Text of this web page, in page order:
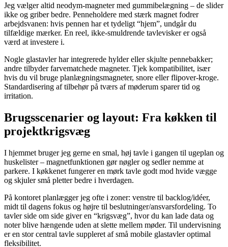
Jeg vælger altid neodym‑magneter med gummibelægning – de slider
ikke og griber bedre. Penneholdere med stærk magnet fodrer
arbejdsvanen: hvis pennen har et tydeligt “hjem”, undgår du
tilfældige mærker. En reel, ikke‑smuldrende tavlevisker er også
værd at investere i.
Nogle glastavler har integrerede hylder eller skjulte pennebakker;
andre tilbyder farvematchede magneter. Tjek kompatibilitet, især
hvis du vil bruge planlægningsmagneter, snore eller flipover‑kroge.
Standardisering af tilbehør på tværs af møderum sparer tid og
irritation.
Brugsscenarier og layout: Fra køkken til
projektkrigsvæg
I hjemmet bruger jeg gerne en smal, høj tavle i gangen til ugeplan og
huskelister – magnetfunktionen gør nøgler og sedler nemme at
parkere. I køkkenet fungerer en mørk tavle godt mod hvide vægge
og skjuler små pletter bedre i hverdagen.
På kontoret planlægger jeg ofte i zoner: venstre til backlog/idéer,
midt til dagens fokus og højre til beslutninger/ansvarsfordeling. To
tavler side om side giver en “krigsvæg”, hvor du kan lade data og
noter blive hængende uden at slette mellem møder. Til undervisning
er en stor central tavle suppleret af små mobile glastavler optimal
fleksibilitet.